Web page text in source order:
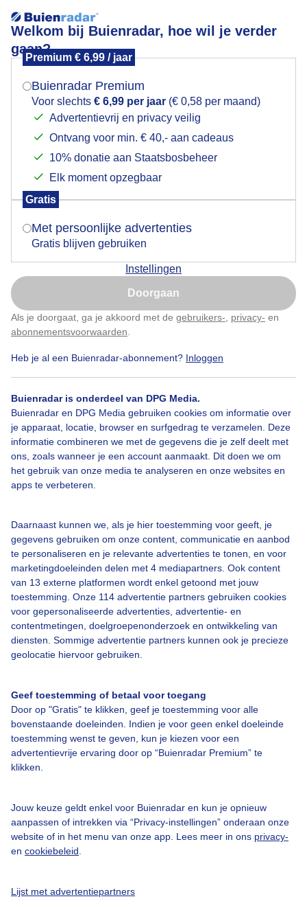
Welkom bij Buienradar, hoe wil je verder
gaan?
Premium € 6,99 / jaar
Buienradar Premium
Voor slechts € 6,99 per jaar (€ 0,58 per maand)
Advertentievrij en privacy veilig
Ontvang voor min. € 40,- aan cadeaus
10% donatie aan Staatsbosbeheer
Elk moment opzegbaar
Gratis
Met persoonlijke advertenties
Gratis blijven gebruiken
Instellingen
Doorgaan
Als je doorgaat, ga je akkoord met de gebruikers- privacy- en
abonnementsvoorwaarden
Heb je al een Buienradar-abonnement? Inloggen
Buienradar is onderdeel van DPG Media.
Buienradar en DPG Media gebruiken cookies om informatie over
je apparaat, locatie, browser en surfgedrag te verzamelen. Deze
informatie combineren we met de gegevens die je zelf deelt met
ons, zoals wanneer je een account aanmaakt. Dit doen we om
het gebruik van onze media te analyseren en onze websites en
apps te verbeteren.
Daarnaast kunnen we, als je hier toestemming voor geeft, je
gegevens gebruiken om onze content, communicatie en aanbod
te personaliseren en je relevante advertenties te tonen, en voor
marketingdoeleinden delen met 4 mediapartners. Ook content
van 13 externe platformen wordt enkel getoond met jouw
toestemming. Onze 114 advertentie partners gebruiken cookies
voor gepersonaliseerde advertenties, advertentie- en
contentmetingen, doelgroepenonderzoek en ontwikkeling van
diensten. Sommige advertentie partners kunnen ook je precieze
geolocatie hiervoor gebruiken.
Geef toestemming of betaal voor toegang
Door op "Gratis" te klikken, geef je toestemming voor alle
bovenstaande doeleinden. Indien je voor geen enkel doeleinde
toestemming wenst te geven, kun je kiezen voor een
advertentievrije ervaring door op “Buienradar Premium” te
klikken.
Jouw keuze geldt enkel voor Buienradar en kun je opnieuw
aanpassen of intrekken via “Privacy-instellingen” onderaan onze
website of in het menu van onze app. Lees meer in ons privacy-
en cookiebeleid
Lijst met advertentiepartners
Vanmorgen een koude grijze start.
Door: Roos Vaessen Gemaakt: 26-01-2026, 34x bekeken
Grijze Lucht Winter
Bekijk slideshow
Over Buienradar
Bedrijfsgegevens
Contact
Toegankelijkheid
Gebruikersvoorwaarden
Adverteren
Privacy beleid
Cookie beleid
Mogen we je locatie gebruiken voor het
Indien je hier nog geen akkoord op hebt gegeven,
verschijnt er zo een pop-up uit je browser waarin
Is goed, toon de popup
Nu niet, misschien later
Klik hierom dit aan te passen